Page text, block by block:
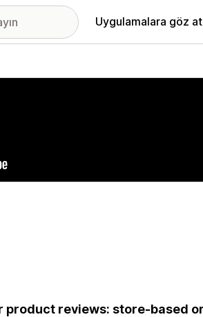
Uygulamalara göz
product reviews: store-based